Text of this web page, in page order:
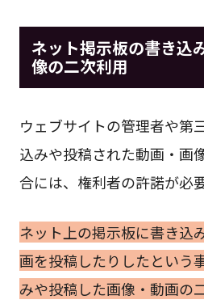
ネット掲示板の書き込
像の二次利用
ウェブサイトの管理者や第
込みや投稿された動画・画
合には、権利者の許諾が必
ネット上の掲示板に書き込
画を投稿したりしたという
みや投稿した画像・動画の